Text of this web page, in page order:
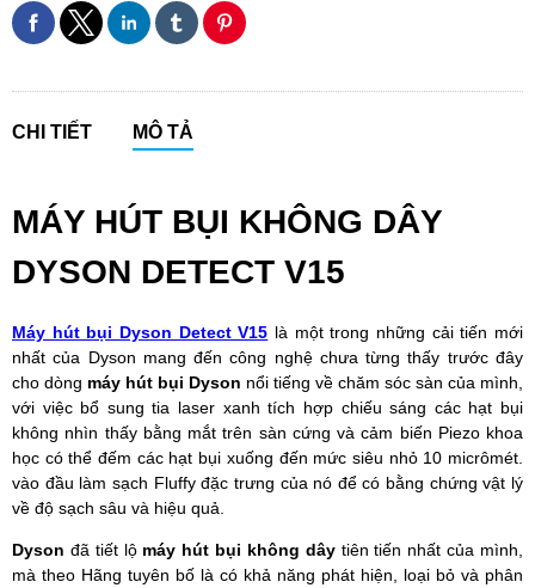
CHI TIẾT MÔ TẢ
MÁY HÚT BỤI KHÔNG DÂY
DYSON DETECT V15
Máy hút bụi Dyson Detect V15 là một trong những cải tiến mới
nhất của Dyson mang đến công nghệ chưa từng thấy trước đây
cho dòng máy hút bụi Dyson nổi tiếng về chăm sóc sàn của mình,
với việc bổ sung tia laser xanh tích hợp chiếu sáng các hạt bụi
không nhìn thấy bằng mắt trên sàn cứng và cảm biến Piezo khoa
học có thể đếm các hạt bụi xuống đến mức siêu nhỏ 10 micrômét.
vào đầu làm sạch Fluffy đặc trưng của nó để có bằng chứng vật lý
về độ sạch sâu và hiệu quả.
Dyson đã tiết lộ máy hút bụi không dâytiên tiến nhất của mình,
mà theo Hãng tuyên bố là có khả năng phát hiện, loại bỏ và phân